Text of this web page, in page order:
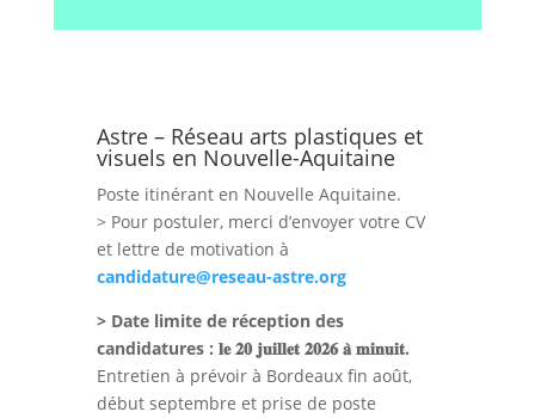
Astre – Réseau arts plastiques et
visuels en Nouvelle-Aquitaine
Poste itinérant en Nouvelle Aquitaine.
> Pour postuler, merci d’envoyer votre CV
et lettre de motivation à
candidature@reseau-astre.org
> Date limite de réception des
candidatures : 𝐥𝐞 𝟐𝟎 𝐣𝐮𝐢𝐥𝐥𝐞𝐭 𝟐𝟎𝟐𝟔 𝐚̀ 𝐦𝐢𝐧𝐮𝐢𝐭.
Entretien à prévoir à Bordeaux fin août,
début septembre et prise de poste